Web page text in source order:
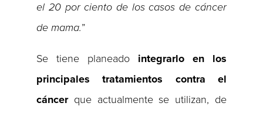
el 20 por ciento de los casos de cáncer
de mama.”
Se tiene planeado integrarlo en los
principales tratamientos contra el
cáncerque actualmente se utilizan, de